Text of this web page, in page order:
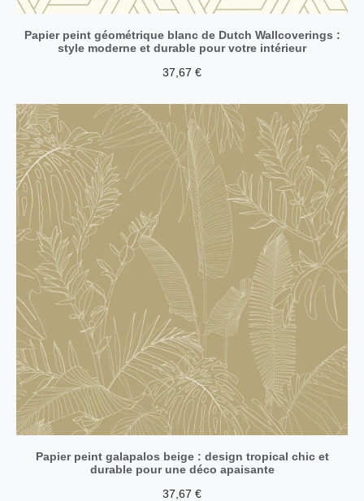
Papier peint géométrique blanc de Dutch Wallcoverings :
style moderne et durable pour votre intérieur
37,67 €
Papier peint galapalos beige : design tropical chic et
durable pour une déco apaisante
37,67 €